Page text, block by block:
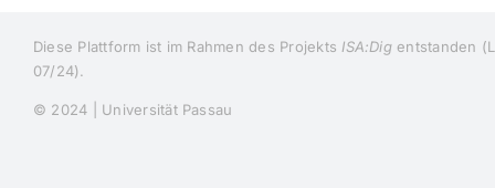
Diese Plattform ist im Rahmen des Projekts ISA:Digentstanden
07/24).
© 2024 | Universität Passau